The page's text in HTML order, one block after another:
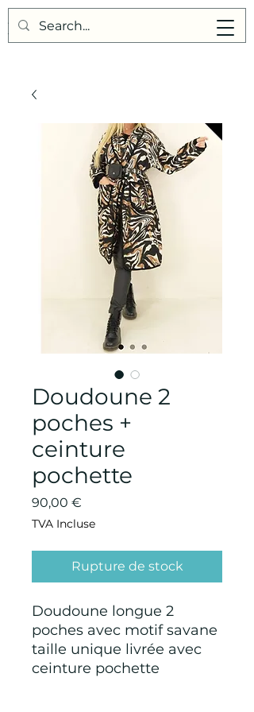
Points de Suture
Doudoune 2
poches +
ceinture
pochette
90,00 €
TVA Incluse
Rupture de stock
Doudoune longue 2
poches avec motif savane
taille unique livrée avec
ceinture pochette